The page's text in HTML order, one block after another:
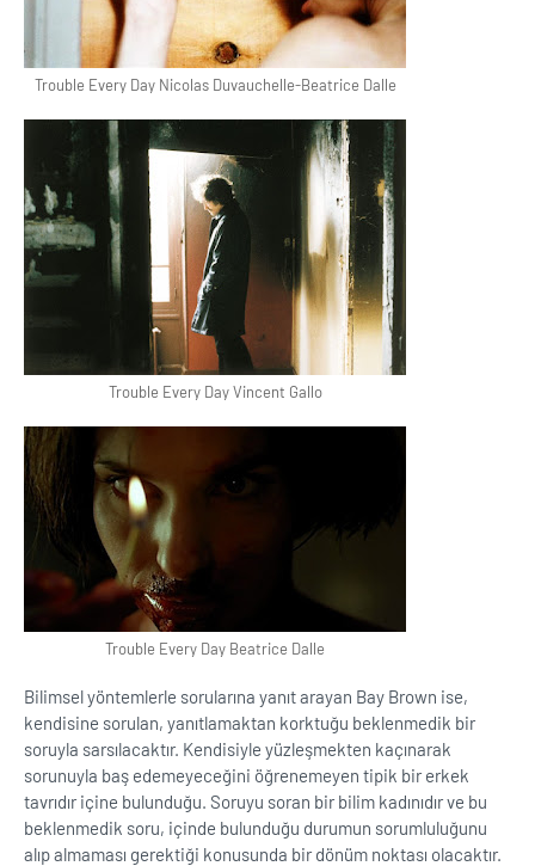
Trouble Every Day Nicolas Duvauchelle-Beatrice Dalle
Trouble Every Day Vincent Gallo
Trouble Every Day Beatrice Dalle
Bilimsel yöntemlerle sorularına yanıt arayan Bay Brown ise,
kendisine sorulan, yanıtlamaktan korktuğu beklenmedik bir
soruyla sarsılacaktır. Kendisiyle yüzleşmekten kaçınarak
sorunuyla baş edemeyeceğini öğrenemeyen tipik bir erkek
tavrıdır içine bulunduğu. Soruyu soran bir bilim kadınıdır ve bu
beklenmedik soru, içinde bulunduğu durumun sorumluluğunu
alıp almaması gerektiği konusunda bir dönüm noktası olacaktır.